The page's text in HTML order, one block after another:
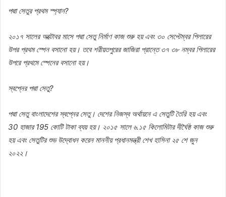
পদ্মা সেতুর প্রথম স্প্যান?
২০১৭ সালের অক্টোবর মাসে পদ্মা সেতু নির্মাণ কাজ শুরু হয় এবং ৩০ সেপ্টেম্বর পিলারের
উপর প্রথম স্পেন বসানো হয়। তবে শরীয়তপুরের জাজিরা প্রান্তে ৩৭ ৩৮ নম্বর পিলারের
উপরে প্রথমে স্পেনের বসানো হয়।
স্বপ্নের পদ্মা সেতু?
পদ্মা সেতু বাংলাদেশের স্বপ্নের সেতু। দেশের নিজস্ব অর্থায়নে এ সেতুটি তৈরি হয় এবং
30 হাজার195 কোটি টাকা ব্যয় হয়। ২০১৫ সালে ৬.১৫ কিলোমিটার দীর্ঘৈষ্ঠ কাজ শুরু
হয় এবং সেতুটির শুভ উদ্বোধন করেন মাননীয় প্রধানমন্ত্রী শেখ হাসিনা ২৫ শে জুন
২০২২।